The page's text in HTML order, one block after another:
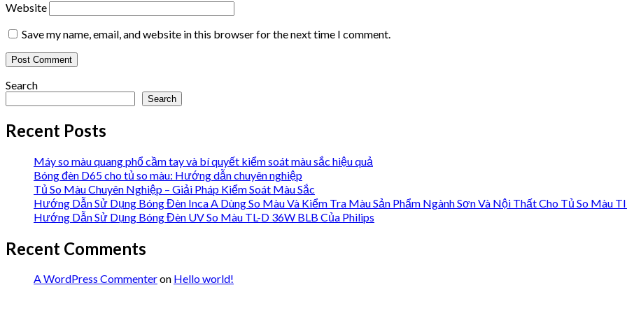
Website
Save my name, email, and website in this browser for the next time I comment.
Search
Search
Recent Posts
Máy so màu quang phổ cầm tay và bí quyết kiểm soát màu sắc hiệu quả
Bóng đèn D65 cho tủ so màu: Hướng dẫn chuyên nghiệp
Tủ So Màu Chuyên Nghiệp – Giải Pháp Kiểm Soát Màu Sắc
Hướng Dẫn Sử Dụng Bóng Đèn Inca A Dùng So Màu Và Kiểm Tra Màu Sản Phẩm Ngành Sơn Và Nội Thất Cho Tủ So Màu
Hướng Dẫn Sử Dụng Bóng Đèn UV So Màu TL-D 36W BLB Của Philips
Recent Comments
A WordPress Commenteron Hello world!